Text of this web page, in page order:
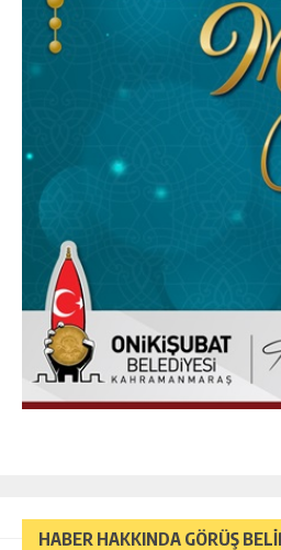
HABER HAKKINDA GÖRÜŞ